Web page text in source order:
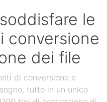
le
conversione
dei file
di conversione e
tutto in un unico